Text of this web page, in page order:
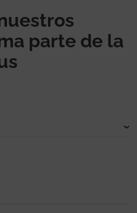
parte de la